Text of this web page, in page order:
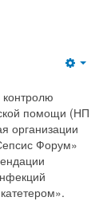
помощи (НП
организации
Форум»